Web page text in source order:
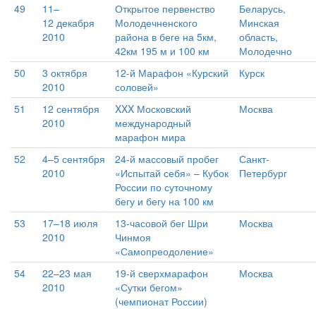
49
11–
12 декабря
2010
Открытое первенство
Молодечненского
района в беге на 5км,
42км 195 м и 100 км
Беларусь,
Минская
область,
Молодечно
50
3 октября
2010
12-й Марафон «Курский
соловей»
Курск
51
12 сентября
2010
XXX Московский
международный
марафон мира
Москва
52
4–5 сентября
2010
24-й массовый пробег
«Испытай себя» – Кубок
России по суточному
бегу и бегу на 100 км
Санкт-
Петербург
53
17–18 июля
2010
13-часовой бег Шри
Чинмоя
«Самопреодоление»
Москва
54
22–23 мая
2010
19-й сверхмарафон
«Сутки бегом»
(чемпионат России)
Москва